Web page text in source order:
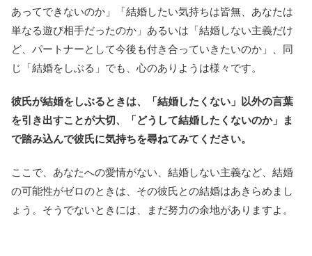
あってできないのか」「結婚したい気持ちは皆無、あなたは
単なる遊び相手だったのか」あるいは「結婚しない主義だけ
ど、パートナーとして今後も付き合っていきたいのか」、同
じ「結婚をしぶる」でも、心のありようは様々です。
彼氏が結婚をしぶるときは、「結婚したくない」以外の言葉
を引き出すことが大切、「どうして結婚したくないのか」ま
で踏み込んで彼氏に気持ちを尋ねてみてください。
ここで、あなたへの愛情がない、結婚しない主義など、結婚
の可能性がゼロのときは、その彼氏との結婚はあきらめまし
ょう。そうでないときには、まだ努力の余地がありますよ。